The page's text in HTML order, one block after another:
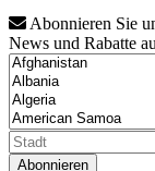
Abonnieren Sie
News und Rabatte
Abonnieren